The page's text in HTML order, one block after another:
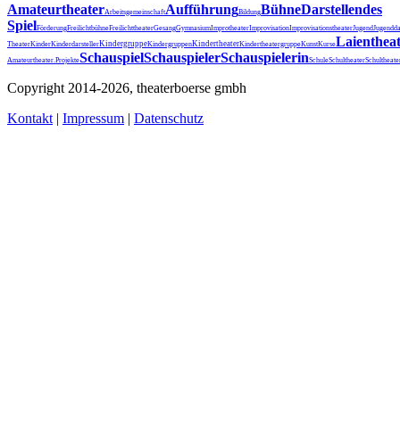
AmateurtheaterArbeitsgemeinschaftAufführungBildungBühneDarstellendes
SpielFörderungFreilichtbühneFreilichttheaterGesangGymnasiumImprotheaterImprovisationImprovisationstheaterJugend
TheaterKinderKinderdarstellerKindergruppeKindergruppenKindertheaterKindertheatergruppeKunstKurse
Amateurtheater. ProjekteSchauspielSchauspielerSchauspielerinSchuleSchultheater
Copyright 2014-2026, theaterboerse gmbh
Kontakt | Impressum | Datenschutz